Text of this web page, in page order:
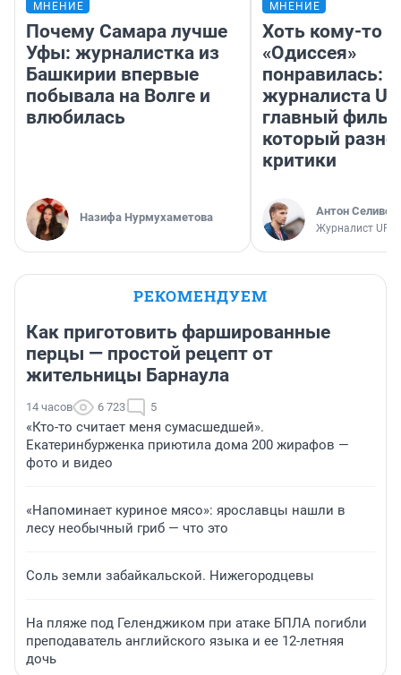
МНЕНИЕ
Почему Самара лучше
Уфы: журналистка из
Башкирии впервые
побывала на Волге и
влюбилась
Назифа Нурмухаметова
МНЕНИЕ
Хоть кому-то
«Одиссея»
понравилась:
журналиста
главный
который
критики
Антон
Журналист
РЕКОМЕНДУЕМ
Как приготовить фаршированные
перцы — простой рецепт от
жительницы Барнаула
14 часов 6 723 5
«Кто-то считает меня сумасшедшей».
Екатеринбурженка приютила дома 200 жирафов —
фото и видео
«Напоминает куриное мясо»: ярославцы нашли в
лесу необычный гриб — что это
Соль земли забайкальской. Нижегородцевы
На пляже под Геленджиком при атаке БПЛА погибли
преподаватель английского языка и ее 12-летняя
дочь